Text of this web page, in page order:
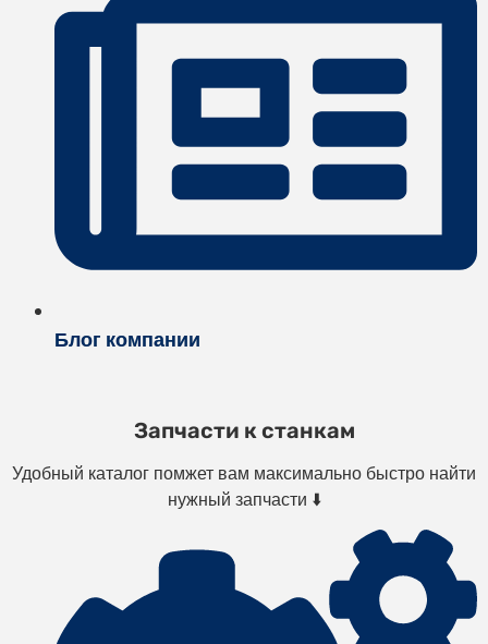
Блог компании
Запчасти к станкам
Удобный каталог помжет вам максимально быстро найти
нужный запчасти ⬇️